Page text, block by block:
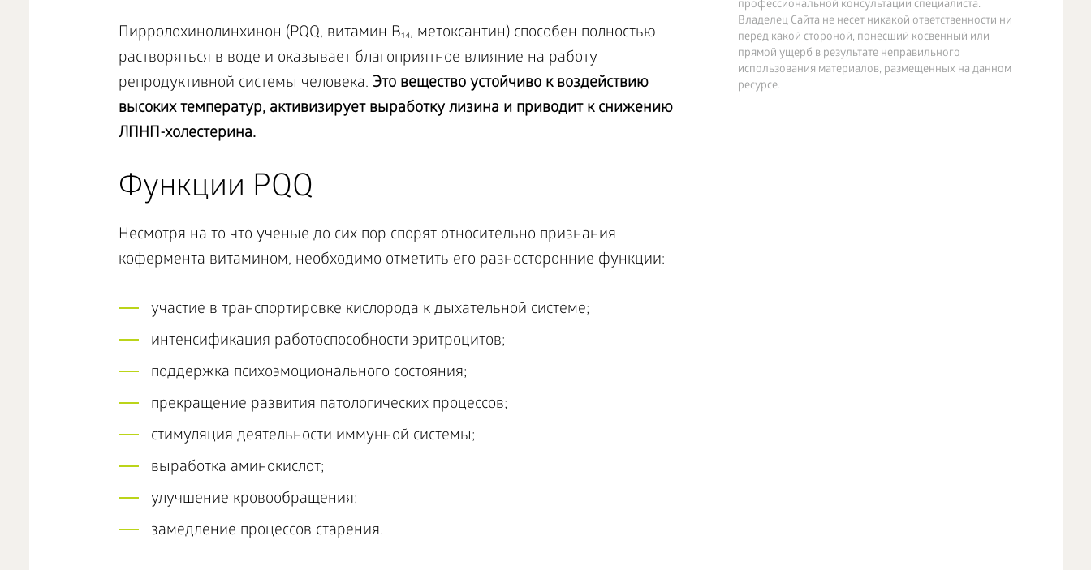
профессиональной консультации специалиста.
Владелец Сайта не несет никакой ответственности ни
перед какой стороной, понесший косвенный или
прямой ущерб в результате неправильного
использования материалов, размещенных на данном
ресурсе.
Пирролохинолинхинон (PQQ, витамин B₁₄, метоксантин) способен полностью
растворяться в воде и оказывает благоприятное влияние на работу
репродуктивной системы человека. Это вещество устойчиво к воздействию
высоких температур, активизирует выработку лизина и приводит к снижению
ЛПНП-холестерина.
Функции PQQ
Несмотря на то что ученые до сих пор спорят относительно признания
кофермента витамином, необходимо отметить его разносторонние функции:
участие в транспортировке кислорода к дыхательной системе;
интенсификация работоспособности эритроцитов;
поддержка психоэмоционального состояния;
прекращение развития патологических процессов;
стимуляция деятельности иммунной системы;
выработка аминокислот;
улучшение кровообращения;
замедление процессов старения.